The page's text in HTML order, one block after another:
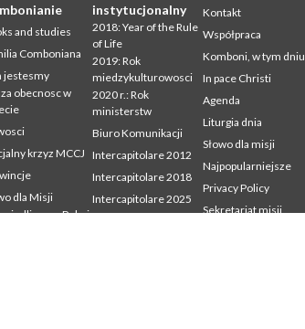
and studies
Comboniana
jestesmy
obecnosc w
krzyz MCCJ
dla Misji
Pokoj
instytucjonalny
2018: Year of the Rule
of Life
2019: Rok
miedzykulturowosci
2020 r.: Rok
ministerstw
Biuro Komunikacji
Intercapitolare 2012
Intercapitolare 2018
Intercapitolare 2025
Kontakt
Współpraca
Komboni, w tym dniu
In pace Christi
Agenda
Liturgia dnia
Słowo dla misji
Najpopularniejsze
Privacy Policy
Sekretariat misji